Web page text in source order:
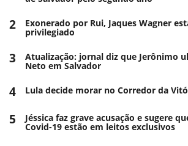
2 Exonerado por Rui, Jaques Wagner
privilegiado
3 Atualização: jornal diz que Jerônimo
Neto em Salvador
4 Lula decide morar no Corredor da
5 Jéssica faz grave acusação e sugere
Covid-19 estão em leitos exclusivos